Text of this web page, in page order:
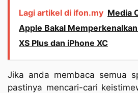
Lagi artikel di ifon.my Media
Apple Bakal
XS Plus dan iPhone XC
Jika anda membaca semua
pastinya mencari-cari